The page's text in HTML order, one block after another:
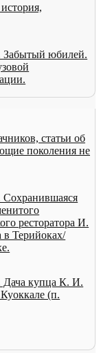
Забытый юбилей.
статьи об
поколения не
Сохранившаяся
ресторатора И.
в Терийоках/
Дача купца К. И.
(п.